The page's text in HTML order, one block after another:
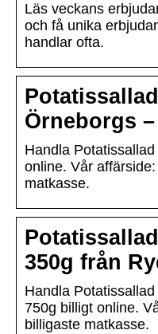
Läs veckans
och få unika
handlar ofta.
Örneborgs
Handla
online. Vår
matkasse.
350g från
Handla
750g billigt online.
billigaste matkasse.